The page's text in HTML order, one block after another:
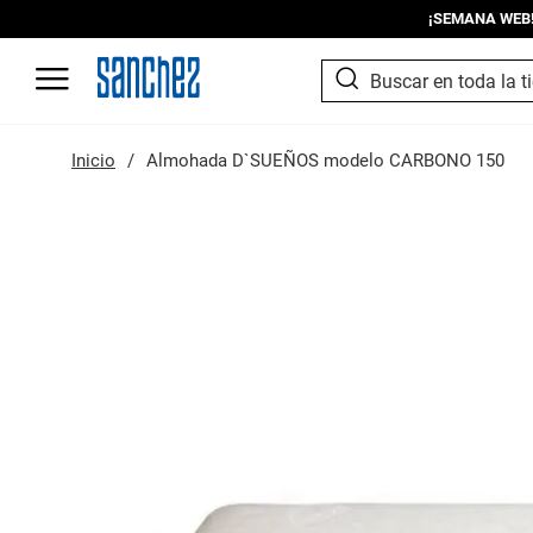
¡SEMANA
Search
SEARCH
Inicio Almohada D`SUEÑOS modelo CARBONO 150